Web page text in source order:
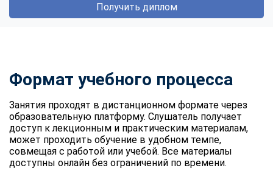
Получить диплом
Формат учебного процесса
Занятия проходят в дистанционном формате через
образовательную платформу. Слушатель получает
доступ к лекционным и практическим материалам,
может проходить обучение в удобном темпе,
совмещая с работой или учебой. Все материалы
доступны онлайн без ограничений по времени.